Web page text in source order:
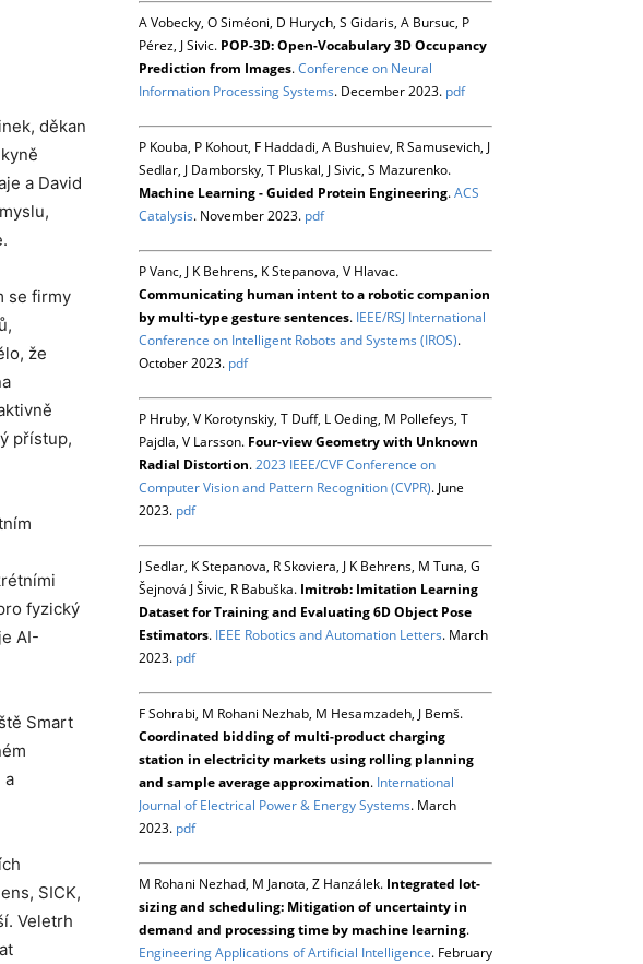
děkan
a David
se firmy
že
přístup,
fyzický
AI-
Smart
a
SICK,
Veletrh
A Vobecky, O Siméoni, D Hurych, S Gidaris, A Bursuc, P
Pérez, J Sivic. POP-3D: Open-Vocabulary 3D Occupancy
Prediction from Images.Conference on Neural
Information Processing Systems. December 2023. pdf
P Kouba, P Kohout, F Haddadi, A Bushuiev, R Samusevich, J
Sedlar, J Damborsky, T Pluskal, J Sivic, S Mazurenko.
Machine Learning - Guided Protein Engineering.ACS
Catalysis. November 2023. pdf
P Vanc, J K Behrens, K Stepanova, V Hlavac.
Communicating human intent to a robotic companion
by multi-type gesture sentences. IEEE/RSJ International
Conference on Intelligent Robots and Systems (IROS).
October 2023. pdf
P Hruby, V Korotynskiy, T Duff, L Oeding, M Pollefeys, T
Pajdla, V Larsson. Four-view Geometry with Unknown
Radial Distortion.2023 IEEE/CVF Conference on
Computer Vision and Pattern Recognition (CVPR). June
2023. pdf
J Sedlar, K Stepanova, R Skoviera, J K Behrens, M Tuna, G
Šejnová J Šivic, R Babuška. Imitrob: Imitation Learning
Dataset for Training and Evaluating 6D Object Pose
Estimators. IEEE Robotics and Automation Letters. March
2023. pdf
F Sohrabi, M Rohani Nezhab, M Hesamzadeh, J Bemš.
Coordinated bidding of multi-product charging
station in electricity markets using rolling planning
and sample average approximation. International
Journal of Electrical Power & Energy Systems. March
2023. pdf
M Rohani Nezhad, M Janota, Z Hanzálek. Integrated lot-
sizing and scheduling: Mitigation of uncertainty in
demand and processing time by machine learning.
Engineering Applications of Artificial Intelligence. February